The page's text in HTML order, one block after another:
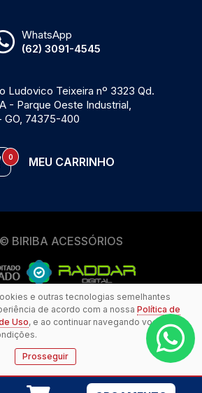
e outras tecnologias semelhantes
de acordo com a nossa Política de
Uso, e ao continuar navegando você
Prosseguir
WhatsApp
(62) 3091-4545
Ludovico Teixeira nº 3323 Qd.
- Parque Oeste Industrial,
GO, 74375-400
0 MEU CARRINHO
BIRIBA ACESSÓRIOS